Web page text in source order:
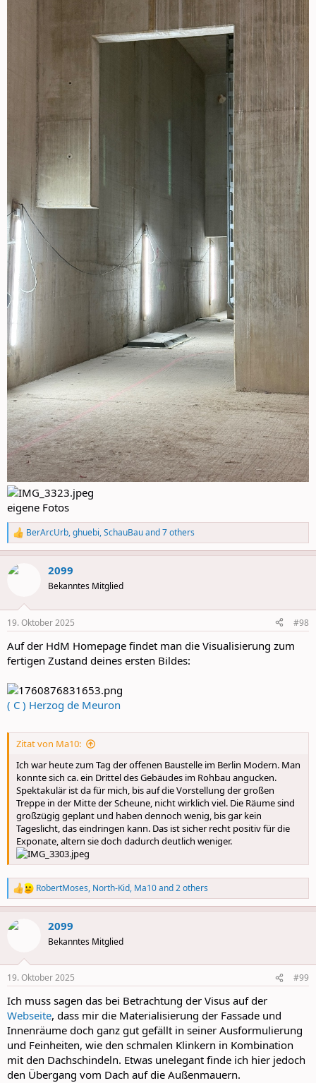
eigene Fotos
R
e
a
c
s
BerArcUrb,ghuebi,SchauBauand 7 others
2099
Bekanntes Mitglied
19. Oktober 2025 #98
Auf der HdM Homepage findet man die Visualisierung zum
fertigen Zustand deines ersten Bildes:
( C ) Herzog de Meuron
Zitat von Ma10:
Ich war heute zum Tag der offenen Baustelle im Berlin Modern. Man
konnte sich ca. ein Drittel des Gebäudes im Rohbau angucken.
Spektakulär ist da für mich, bis auf die Vorstellung der großen
Treppe in der Mitte der Scheune, nicht wirklich viel. Die Räume sind
großzügig geplant und haben dennoch wenig, bis gar kein
Tageslicht, das eindringen kann. Das ist sicher recht positiv für die
Exponate, altern sie doch dadurch deutlich weniger.
R
e
a
c
s
RobertMoses, North-Kid, Ma10and 2 others
2099
Bekanntes Mitglied
19. Oktober 2025 #99
Ich muss sagen das bei Betrachtung der Visus auf der
Webseite, dass mir die Materialisierung der Fassade und
Innenräume doch ganz gut gefällt in seiner Ausformulierung
und Feinheiten, wie den schmalen Klinkern in Kombination
mit den Dachschindeln. Etwas unelegant finde ich hier jedoch
den Übergang vom Dach auf die Außenmauern.